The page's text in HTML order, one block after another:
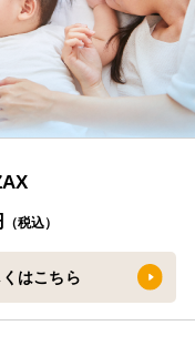
（税込）
はこちら